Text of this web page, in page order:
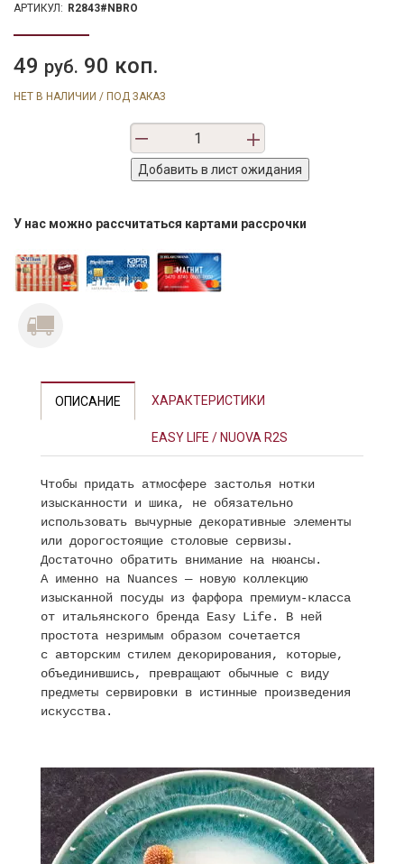
АРТИКУЛ: R2843#NBRO
49 руб. 90 коп.
НЕТ В НАЛИЧИИ / ПОД ЗАКАЗ
У нас можно рассчитаться картами рассрочки
ОПИСАНИЕ ХАРАКТЕРИСТИКИ
EASY LIFE / NUOVA R2S
Чтобы придать атмосфере застолья нотки
изысканности и шика, не обязательно
использовать вычурные декоративные элементы
или дорогостоящие столовые сервизы.
Достаточно обратить внимание на нюансы.
А именно на Nuances — новую коллекцию
изысканной посуды из фарфора премиум-класса
от итальянского бренда Easy Life. В ней
простота незримым образом сочетается
с авторским стилем декорирования, которые,
объединившись, превращают обычные с виду
предметы сервировки в истинные произведения
искусства.